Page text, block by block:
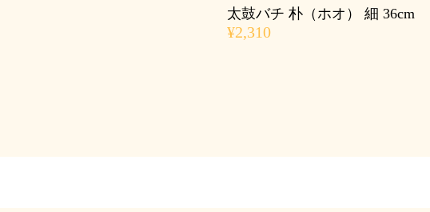
太鼓バチ 朴（ホオ） 細 36cm
¥2,310